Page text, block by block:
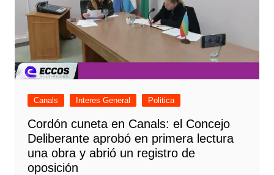
Canals Interes General Politica
Cordón cuneta en Canals: el Concejo
Deliberante aprobó en primera lectura
una obra y abrió un registro de
oposición